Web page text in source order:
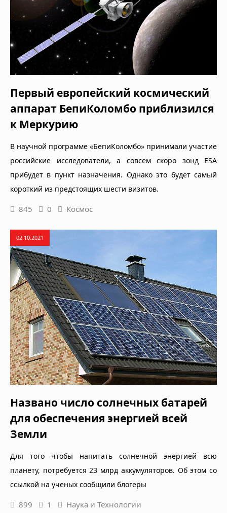
Первый европейский космический
аппарат БепиКоломбо приблизился
к Меркурию
В научной программе «БепиКоломбо» принимали участие
российские исследователи, а совсем скоро зонд ESA
прибудет в пункт назначения. Однако это будет самый
короткий из предстоящих шести визитов.
845 0 Космос
02.10.2021
Названо число солнечных батарей
для обеспечения энергией всей
Земли
Для того чтобы напитать солнечной энергией всю
планету, потребуется 23 млрд аккумуляторов. Об этом со
ссылкой на ученых сообщили блогеры
899 1 Наука и Технологии